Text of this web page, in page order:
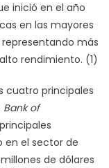
inició en el año
en las mayores
más
rendimiento. (1)
cuatro principales
Bank of
en el sector de
de dólares